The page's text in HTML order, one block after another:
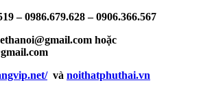
– 0986.679.628 – 0906.366.567
hoặc
và noithatphuthai.vn